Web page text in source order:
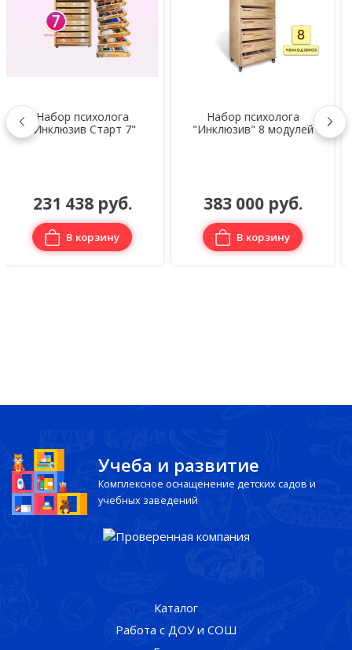
Набор психолога
"Инклюзив" 8 модулей
383 000 руб.
В корзину
Набор психолога
"Инклюзив" 7 модулей
335 584 руб.
В корзину
Учеба и развитие
Комплексное оснащенение детских садов и
учебных заведений
Каталог
Работа с ДОУ и СОШ